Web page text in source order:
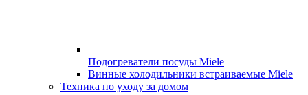
Подогреватели посуды Miele
Винные холодильники встраиваемые Miele
Техника по уходу за домом